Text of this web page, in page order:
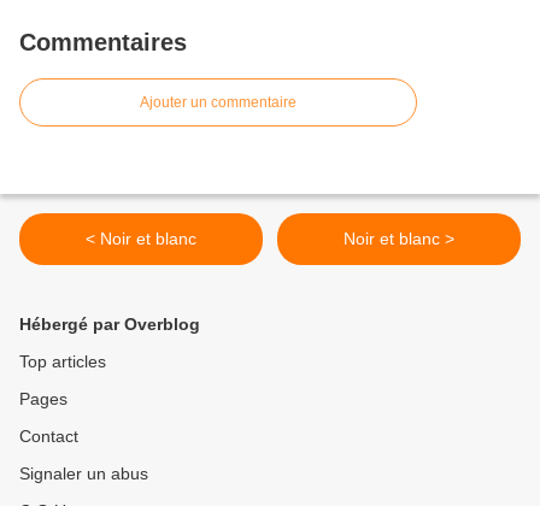
Commentaires
Ajouter un commentaire
< Noir et blanc Noir et blanc >
Hébergé par Overblog
Top articles
Pages
Contact
Signaler un abus